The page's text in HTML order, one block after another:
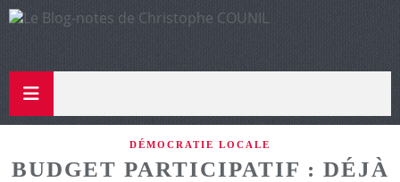
DÉMOCRATIE LOCALE
BUDGET PARTICIPATIF : DÉJÀ